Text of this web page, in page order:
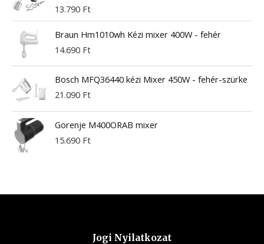
13.790 Ft
Braun Hm1010wh Kézi mixer 400W - fehér
14.690 Ft
Bosch MFQ36440 kézi Mixer 450W - fehér-szürke
21.090 Ft
Gorenje M400ORAB mixer
15.690 Ft
Jogi Nyilatkozat